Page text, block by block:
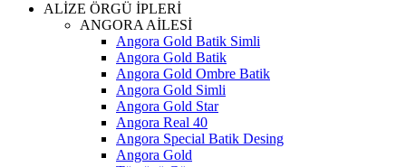
ALİZE ÖRGÜ İPLERİ
ANGORA AİLESİ
Angora Gold Batik Simli
Angora Gold Batik
Angora Gold Ombre Batik
Angora Gold Simli
Angora Gold Star
Angora Real 40
Angora Special Batik Desing
Angora Gold